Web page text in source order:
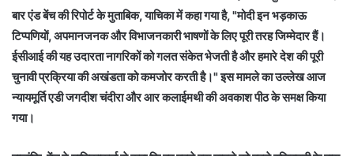
बार एंड बेंच की रिपोर्ट के मुताबिक, याचिका में कहा गया है, "मोदी इन भड़काऊ
टिप्पणियों, अपमानजनक और विभाजनकारी भाषणों के लिए पूरी तरह जिम्मेदार हैं।
ईसीआई की यह उदारता नागरिकों को गलत संकेत भेजती है और हमारे देश की पूरी
चुनावी प्रक्रिया की अखंडता को कमजोर करती है।" इस मामले का उल्लेख आज
न्यायमूर्ति एडी जगदीश चंदीरा और आर कलाईमथी की अवकाश पीठ के समक्ष किया
गया।